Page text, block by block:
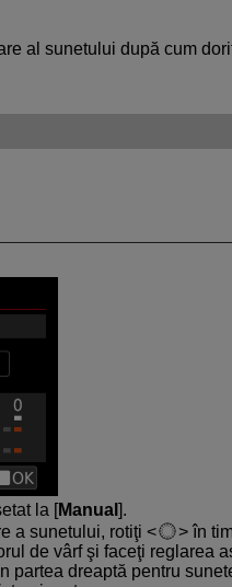
al sunetului după cum
la [Manual ].
a sunetului, rotiţi
în
de vârf şi faceţi reglarea
partea dreaptă pentru